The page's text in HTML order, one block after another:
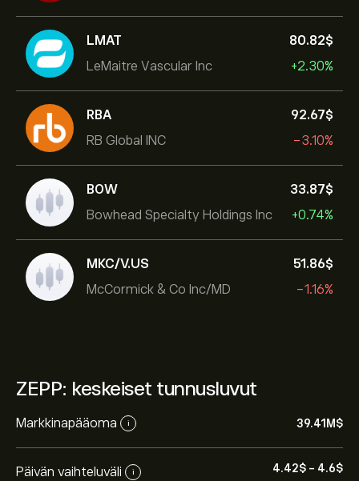
LMAT
LeMaitre Vascular Inc
80.82‎$‎
+2.30%
RBA
RB Global INC
92.67‎$‎
-3.10%
BOW
Bowhead Specialty Holdings Inc
33.87‎$‎
+0.74%
MKC/V.US
McCormick & Co Inc/MD
51.86‎$‎
-1.16%
ZEPP: keskeiset tunnusluvut
Markkinapääoma i 39.41M‎$‎
Päivän vaihteluväli i 4.42‎$‎ - 4.6‎$‎